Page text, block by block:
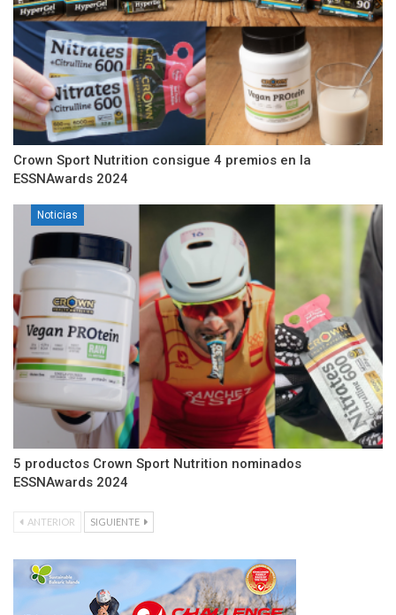
Crown Sport Nutrition consigue 4 premios en la
ESSNAwards 2024
Noticias
5 productos Crown Sport Nutrition nominados
ESSNAwards 2024
ANTERIOR SIGUIENTE